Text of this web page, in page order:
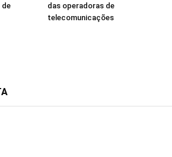
de
das operadoras de
telecomunicações